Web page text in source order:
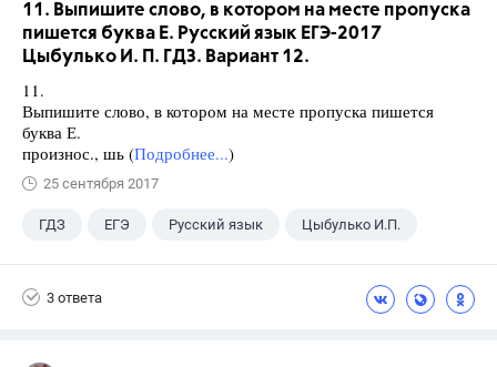
11. Выпишите слово, в котором на месте пропуска
пишется буква Е. Русский язык ЕГЭ-2017
Цыбулько И. П. ГДЗ. Вариант 12.
11.
Выпишите слово, в котором на месте пропуска пишется
буква Е.
произнос., шь (Подробнее...)
25 сентября 2017
ГДЗ ЕГЭ Русский язык Цыбулько И.П.
3 ответа